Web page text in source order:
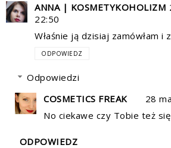
ANNA | KOSMETYKOHOLIZM
22:50
Właśnie ją dzisiaj zamówłam i
ODPOWIEDZ
Odpowiedzi
COSMETICS FREAK
28
No ciekawe czy Tobie też
ODPOWIEDZ